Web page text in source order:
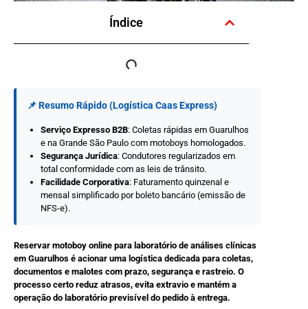
Índice
📌 Resumo Rápido (Logística Caas Express)
Serviço Expresso B2B: Coletas rápidas em Guarulhos
e na Grande São Paulo com motoboys homologados.
Segurança Jurídica: Condutores regularizados em
total conformidade com as leis de trânsito.
Facilidade Corporativa: Faturamento quinzenal e
mensal simplificado por boleto bancário (emissão de
NFS-e).
Reservar motoboy online para laboratório de análises clínicas
em Guarulhos é acionar uma logística dedicada para coletas,
documentos e malotes com prazo, segurança e rastreio. O
processo certo reduz atrasos, evita extravio e mantém a
operação do laboratório previsível do pedido à entrega.